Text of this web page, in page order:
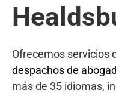
Ofrecemos servicios
despachos de
más de 35 idiomas,